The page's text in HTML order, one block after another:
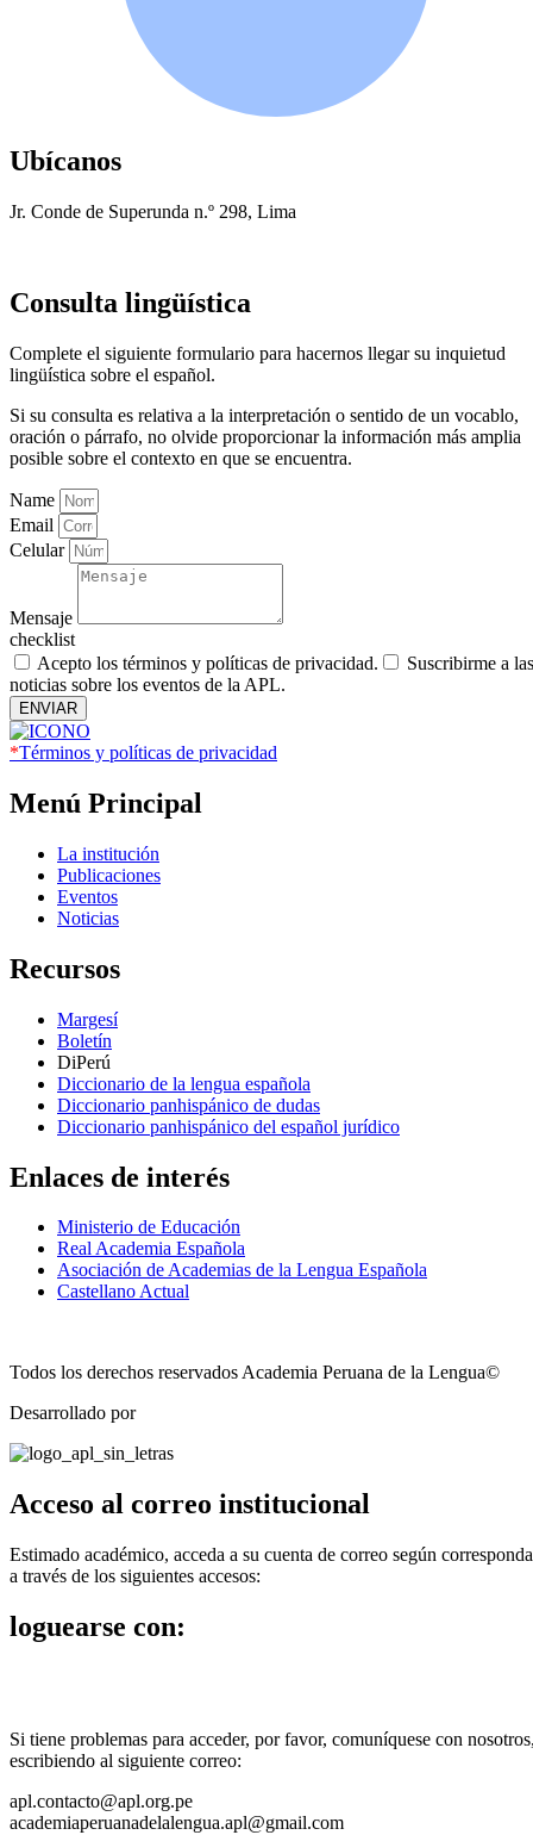
Ubícanos
Jr. Conde de Superunda n.º 298, Lima
Consulta lingüística
Complete el siguiente formulario para hacernos llegar su inquietud
lingüística sobre el español.
Si su consulta es relativa a la interpretación o sentido de un vocablo,
oración o párrafo, no olvide proporcionar la información más amplia
posible sobre el contexto en que se encuentra.
Name
Email
Celular
Mensaje
checklist
Acepto los términos y políticas de privacidad.
Suscribirme a las
noticias sobre los eventos de la APL.
ENVIAR
*Términos y políticas de privacidad
Menú Principal
La institución
Publicaciones
Eventos
Noticias
Recursos
Margesí
Boletín
DiPerú
Diccionario de la lengua española
Diccionario panhispánico de dudas
Diccionario panhispánico del español jurídico
Enlaces de interés
Ministerio de Educación
Real Academia Española
Asociación de Academias de la Lengua Española
Castellano Actual
Todos los derechos reservados Academia Peruana de la Lengua©
Desarrollado por
Acceso al correo institucional
Estimado académico, acceda a su cuenta de correo según corresponda
a través de los siguientes accesos:
loguearse con:
Si tiene problemas para acceder, por favor, comuníquese con
escribiendo al siguiente correo:
apl.contacto@apl.org.pe
academiaperuanadelalengua.apl@gmail.com